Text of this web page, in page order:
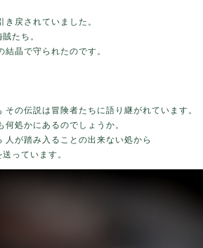
戻されていました。
たち。
晶で守られたのです。
その伝説は冒険者たちに語り継がれています。
処かにあるのでしょうか。
人が踏み入ることの出来ない処から
っています。